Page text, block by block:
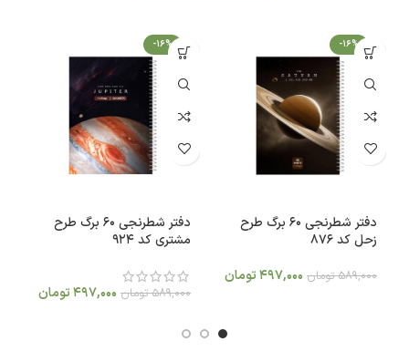
-16%
دفتر شطرنجی 60 برگ طرح
زحل کد 876
589,000 تومان 497,000تومان
-16%
دفتر شطرنجی 60 برگ طرح
مشتری کد 924
589,000 تومان 497,000تومان